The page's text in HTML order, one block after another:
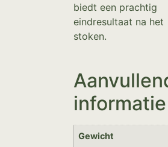
biedt een prachtig
eindresultaat na het
stoken.
informatie
Gewicht